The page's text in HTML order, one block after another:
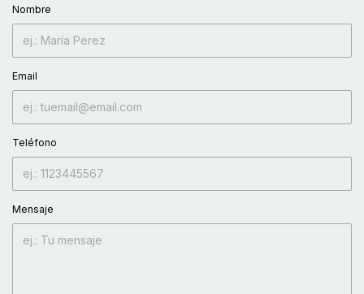
Nombre
Email
Teléfono
Mensaje